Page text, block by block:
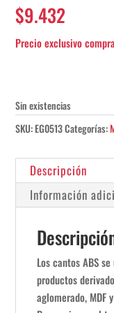
$9.432
Sin existencias
SKU:EG0513Categorías:
Descripción
Información
Los cantos ABS
productos
aglomerado, MDF